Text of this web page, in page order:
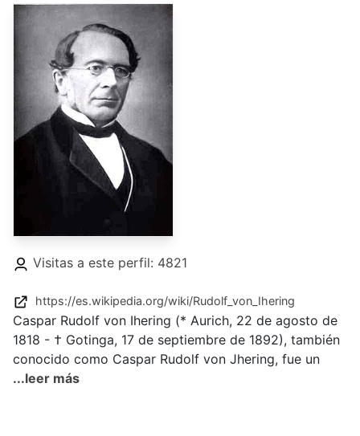
Visitas a este perfil: 4821
https://es.wikipedia.org/wiki/Rudolf_von_Ihering
Caspar Rudolf von Ihering (* Aurich, 22 de agosto de
1818 - † Gotinga, 17 de septiembre de 1892), también
conocido como Caspar Rudolf von Jhering, fue un
ilustre jurista alemán así como uno de los mayores
...leer más